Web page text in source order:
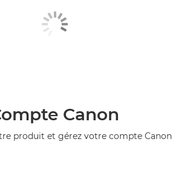
Canon
produit et gérez votre compte Canon